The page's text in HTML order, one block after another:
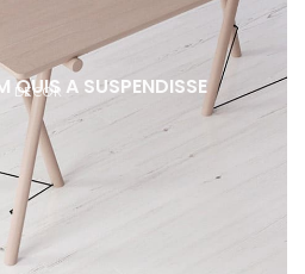
DECOR
QUIS A SUSPENDISSE